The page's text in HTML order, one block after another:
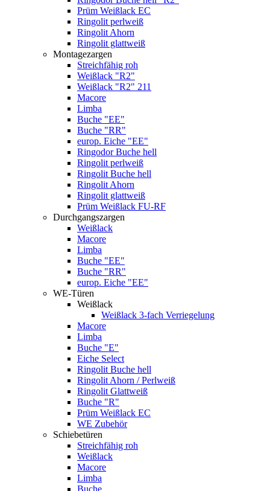
Prüm Weißlack EC
Ringolit perlweiß
Ringolit Ahorn
Ringolit glattweiß
Montagezargen
Streichfähig roh
Weißlack "R2"
Weißlack "R2" 211
Macore
Limba
Buche "EE"
Buche "RR"
europ. Eiche "EE"
Ringodor Buche hell
Ringolit perlweiß
Ringolit Buche hell
Ringolit Ahorn
Ringolit glattweiß
Prüm Weißlack FU-RF
Durchgangszargen
Weißlack
Macore
Limba
Buche "EE"
Buche "RR"
europ. Eiche "EE"
WE-Türen
Weißlack
Weißlack 3-fach Verriegelung
Macore
Limba
Buche "E"
Eiche Select
Ringolit Buche hell
Ringolit Ahorn / Perlweiß
Ringolit Glattweiß
Buche "R"
Prüm Weißlack EC
WE Zubehör
Schiebetüren
Streichfähig roh
Weißlack
Macore
Limba